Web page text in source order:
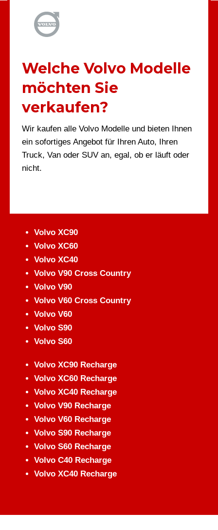
Welche Volvo Modelle
möchten Sie
verkaufen?
Wir kaufen alle Volvo Modelle und bieten Ihnen
ein sofortiges Angebot für Ihren Auto, Ihren
Truck, Van oder SUV an, egal, ob er läuft oder
nicht.
Volvo XC90
Volvo XC60
Volvo XC40
Volvo V90 Cross Country
Volvo V90
Volvo V60 Cross Country
Volvo V60
Volvo S90
Volvo S60
Volvo XC90 Recharge
Volvo XC60 Recharge
Volvo XC40 Recharge
Volvo V90 Recharge
Volvo V60 Recharge
Volvo S90 Recharge
Volvo S60 Recharge
Volvo C40 Recharge
Volvo XC40 Recharge